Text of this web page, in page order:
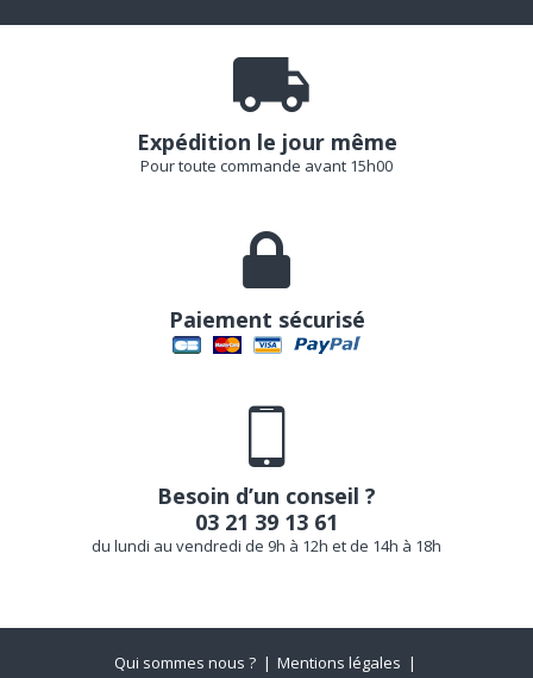
Expédition le jour même
Pour toute commande avant 15h00
Paiement sécurisé
Besoin d’un conseil ?
03 21 39 13 61
du lundi au vendredi de 9h à 12h et de 14h à 18h
Qui sommes nous ?
Mentions légales